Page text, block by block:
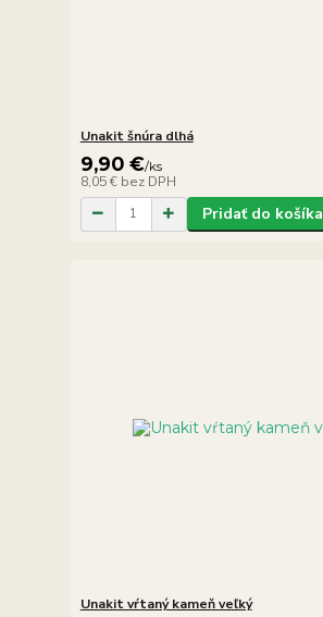
Unakit šnúra dlhá
9,90 €/ks
8,05 € bez DPH
Pridať do košíka
Unakit vŕtaný kameň veľký